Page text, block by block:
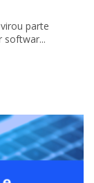
parte
softwar...